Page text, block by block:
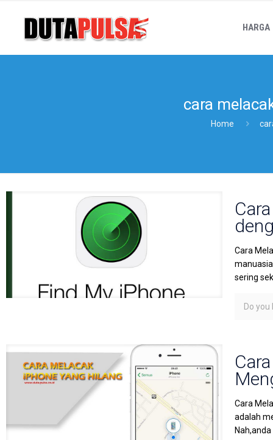
HARGA
cara
Home
Cara
sering
Do you
Cara
adalah